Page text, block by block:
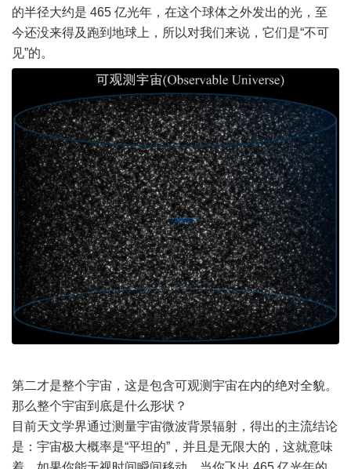
的半径大约是 465 亿光年，在这个球体之外发出的光，至
今还没来得及跑到地球上，所以对我们来说，它们是“不可
见”的。
第二才是整个宇宙，这是包含可观测宇宙在内的绝对全貌。
那么整个宇宙到底是什么形状？
目前天文学界通过测量宇宙微波背景辐射，得出的主流结论
是：宇宙极大概率是“平坦的”，并且是无限大的，这就意味